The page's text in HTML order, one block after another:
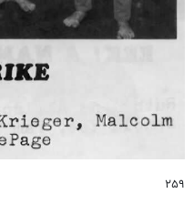
۲۵۹